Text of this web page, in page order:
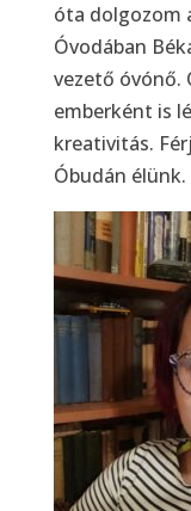
óta dolgozom
Óvodában
vezető óvónő.
emberként is
kreativitás.
Óbudán élünk.